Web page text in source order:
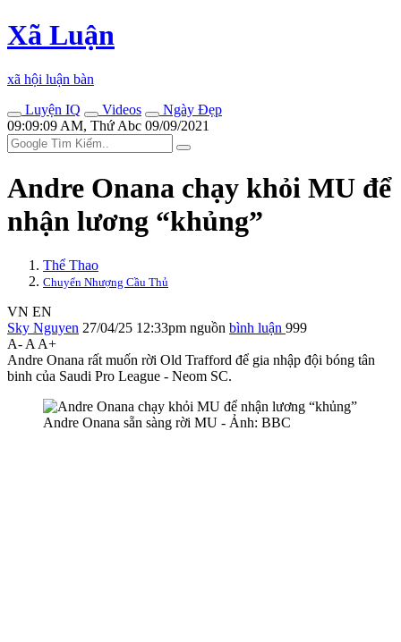
Xã Luận
xã hội luận bàn
Luyện IQ
Videos
Ngày Đẹp
09:09:09 AM, Thứ Abc 09/09/2021
Andre Onana chạy khỏi MU để
nhận lương “khủng”
Thể Thao
Chuyển Nhượng Cầu Thủ
VN EN
Sky Nguyen 27/04/25 12:33pm nguồn bình luận 999
A- A A+
Andre Onana rất muốn rời Old Trafford để gia nhập đội bóng tân
binh của Saudi Pro League - Neom SC.
Andre Onana sẵn sàng rời MU - Ảnh: BBC